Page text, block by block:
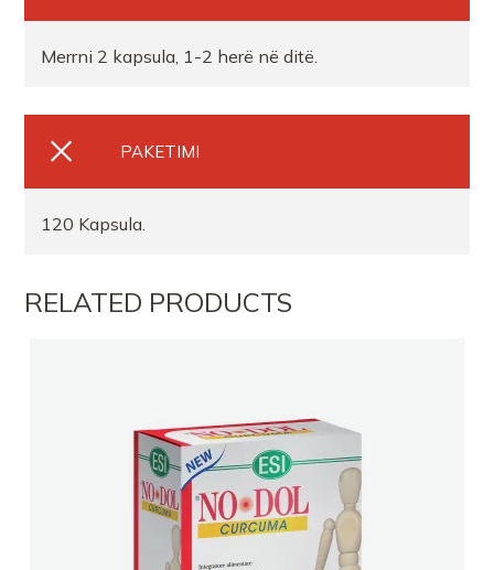
Merrni 2 kapsula, 1-2 herë në ditë.
PAKETIMI
120 Kapsula.
RELATED PRODUCTS